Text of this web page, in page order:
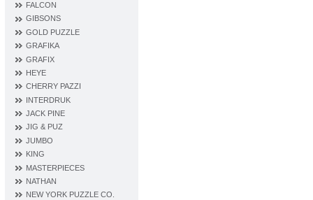
FALCON
GIBSONS
GOLD PUZZLE
GRAFIKA
GRAFIX
HEYE
CHERRY PAZZI
INTERDRUK
JACK PINE
JIG & PUZ
JUMBO
KING
MASTERPIECES
NATHAN
NEW YORK PUZZLE CO.